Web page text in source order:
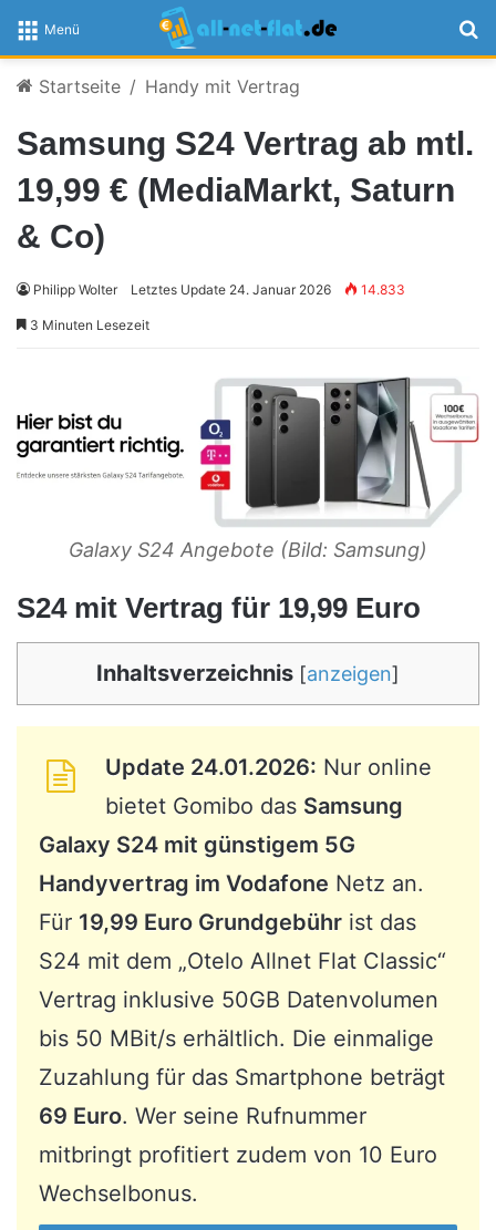
Menü
Startseite / Handy mit Vertrag
Samsung S24 Vertrag ab mtl.
19,99 € (MediaMarkt, Saturn
& Co)
Philipp Wolter Letztes Update 24. Januar 2026 14.833
3 Minuten Lesezeit
Galaxy S24 Angebote (Bild: Samsung)
S24 mit Vertrag für 19,99 Euro
Inhaltsverzeichnis [anzeigen]
Update 24.01.2026: Nur online
bietet Gomibo das Samsung
Galaxy S24 mit günstigem 5G
Handyvertrag im Vodafone Netz an.
Für 19,99 Euro Grundgebühr ist das
S24 mit dem „Otelo Allnet Flat Classic“
Vertrag inklusive 50GB Datenvolumen
bis 50 MBit/s erhältlich. Die einmalige
Zuzahlung für das Smartphone beträgt
69 Euro. Wer seine Rufnummer
mitbringt profitiert zudem von 10 Euro
Wechselbonus.